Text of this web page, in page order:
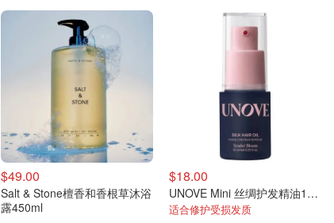
$49.00
Salt & Stone檀香和香根草沐浴
露450ml
$18.00
UNOVE Mini 丝绸护发精油10ml
适合修护受损发质